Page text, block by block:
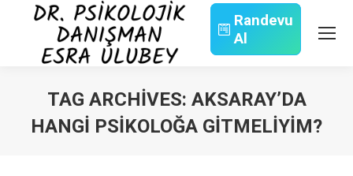
Randevu
Al
TAG ARCHIVES: AKSARAY’DA
HANGI PSIKOLOĞA GITMELIYIM?